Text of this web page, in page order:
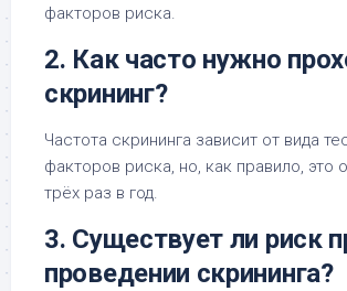
факторов риска.
2. Как часто нужно
скрининг?
Частота скрининга зависит от вида
факторов риска, но, как правило, это
трёх раз в год.
3. Существует ли риск
проведении скрининга?